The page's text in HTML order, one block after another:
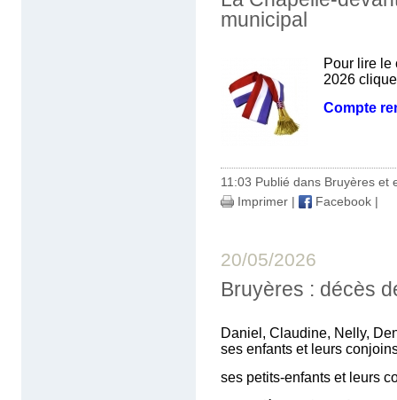
municipal
Pour lire le
2026
Compte
11:03 Publié dans Bruyères et
Imprimer | Facebook |
20/05/2026
Bruyères : décès
Daniel, Claudine, Nelly,
ses enfants et leurs
ses petits-enfants et leurs